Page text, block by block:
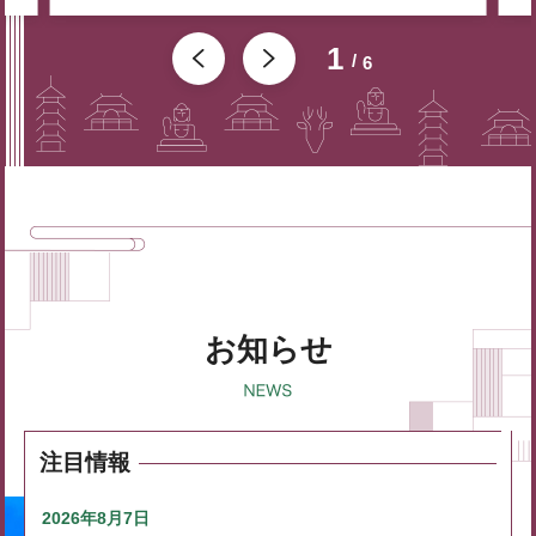
1 6
お知らせ
注目情報
2026年8月7日